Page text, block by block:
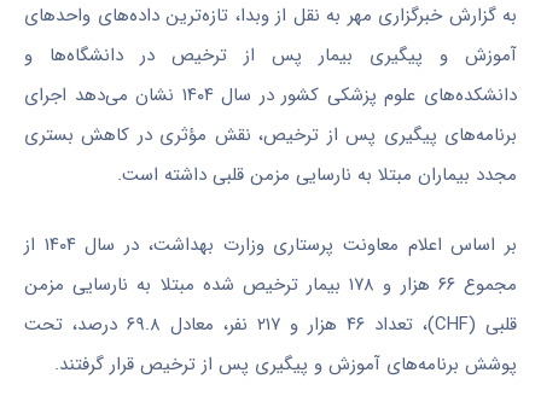
به گزارش خبرگزاری مهر به نقل از وبدا، تازه‌ترین داده‌های واحدهای
آموزش و پیگیری بیمار پس از ترخیص در دانشگاه‌ها و
دانشکده‌های علوم پزشکی کشور در سال ۱۴۰۴ نشان می‌دهد اجرای
برنامه‌های پیگیری پس از ترخیص، نقش مؤثری در کاهش بستری
مجدد بیماران مبتلا به نارسایی مزمن قلبی داشته است.
بر اساس اعلام معاونت پرستاری وزارت بهداشت، در سال ۱۴۰۴ از
مجموع ۶۶ هزار و ۱۷۸ بیمار ترخیص‌ شده مبتلا به نارسایی مزمن
قلبی (CHF)، تعداد ۴۶ هزار و ۲۱۷ نفر، معادل ۶۹.۸ درصد، تحت
پوشش برنامه‌های آموزش و پیگیری پس از ترخیص قرار گرفتند.